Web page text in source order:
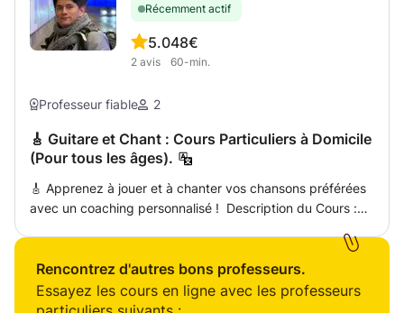
Récemment actif
5.0
2 avis
48€
60-min.
Professeur fiable 2
🎸 Guitare et Chant : Cours Particuliers à Domicile
(Pour tous les âges).
🎸 Apprenez à jouer et à chanter vos chansons préférées
avec un coaching personnalisé ! Description du Cours :
Luxembourg). J'offre des cours particuliers pour
débutants et étudiants intermédiaires qui souhaitent
maîtriser la guitare ou la combiner avec un entraînement
Rencontrez d'autres bons professeurs.
Essayez les cours en ligne avec les professeurs